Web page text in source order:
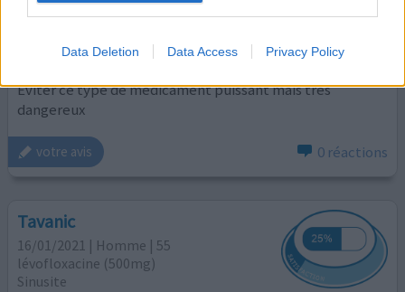
Data Deletion Data Access Privacy Policy
Quantité effets secondaires
Éviter ce type de médicament puissant mais très
dangereux
votre avis 0 réactions
Tavanic
16/01/2021 | Homme | 55
lévofloxacine (500mg)
Sinusite